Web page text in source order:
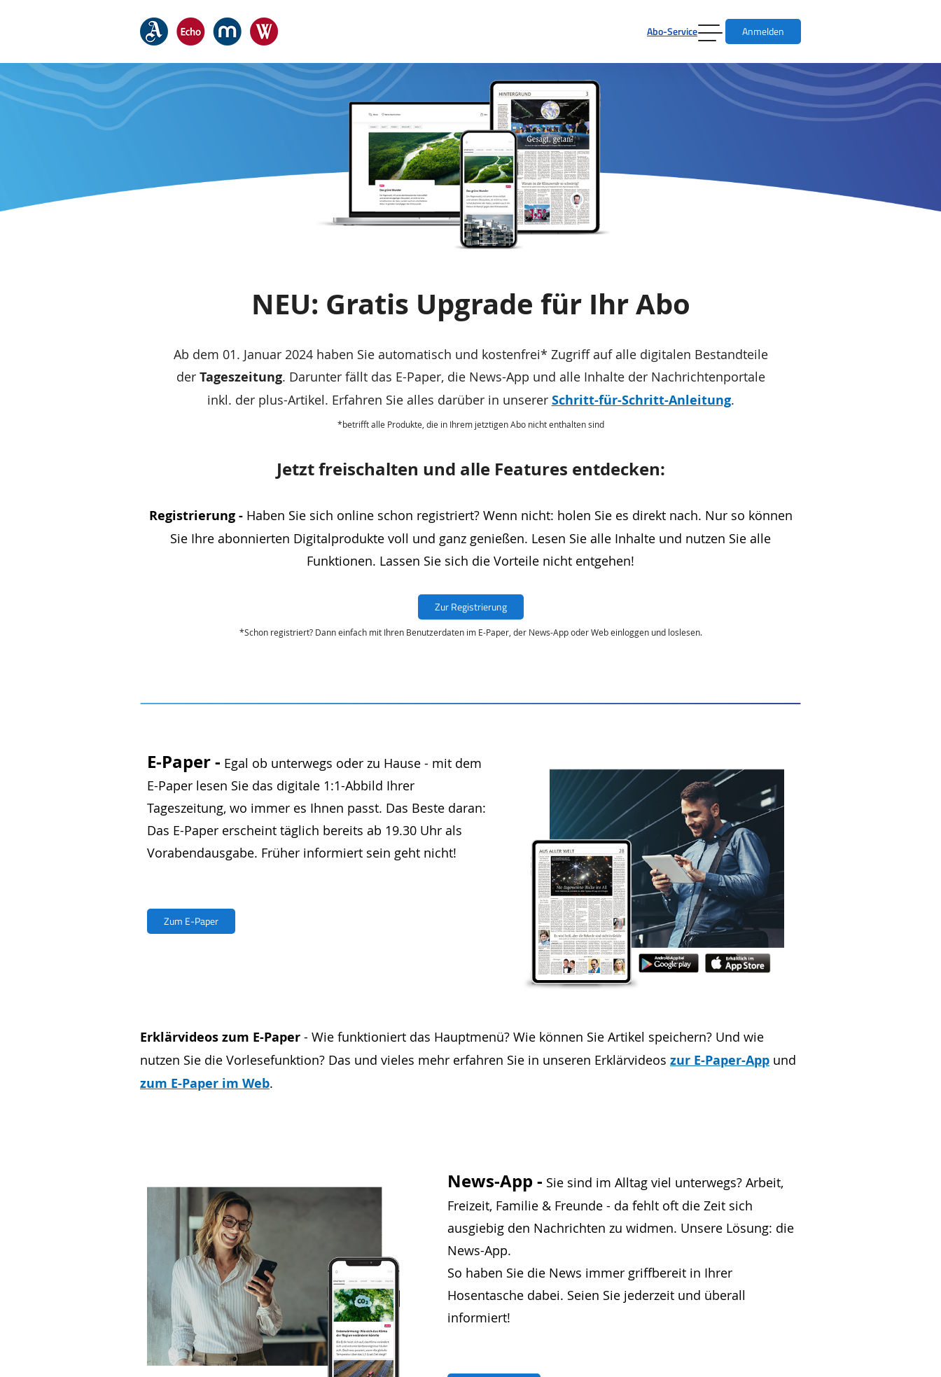
Header
Inhalt
Footer
Abo-Service Anmelden
NEU: Gratis Upgrade für Ihr Abo
Ab dem 01. Januar 2024 haben Sie automatisch und kostenfrei* Zugriff auf alle digitalen Bestandteile
der Tageszeitung. Darunter fällt das E-Paper, die News-App und alle Inhalte der Nachrichtenportale
inkl. der plus-Artikel. Erfahren Sie alles darüber in unserer Schritt-für-Schritt-Anleitung.
*betrifft alle Produkte, die in Ihrem jetztigen Abo nicht enthalten sind
Jetzt freischalten und alle Features entdecken:
Registrierung - Haben Sie sich online schon registriert? Wenn nicht: holen Sie es direkt nach. Nur so können
Sie Ihre abonnierten Digitalprodukte voll und ganz genießen. Lesen Sie alle Inhalte und nutzen Sie alle
Funktionen. Lassen Sie sich die Vorteile nicht entgehen!
Zur Registrierung
*Schon registriert?Dann einfach mit Ihren Benutzerdaten im E-Paper, der News-App oder Web einloggen und loslesen.
E-Paper - Egal ob unterwegs oder zu Hause - mit dem
E-Paper lesen Sie das digitale 1:1-Abbild Ihrer
Tageszeitung, wo immer es Ihnen passt. Das Beste daran:
Das E-Paper erscheint täglich bereits ab 19.30 Uhr als
Vorabendausgabe. Früher informiert sein geht nicht!
Zum E-Paper
Erklärvideos zum E-Paper - Wie funktioniert das Hauptmenü? Wie können Sie Artikel speichern? Und wie
nutzen Sie die Vorlesefunktion? Das und vieles mehr erfahren Sie in unseren Erklärvideos zur E-Paper-App und
zum E-Paper im Web.
News-App - Sie sind im Alltag viel unterwegs? Arbeit,
Freizeit, Familie & Freunde - da fehlt oft die Zeit sich
ausgiebig den Nachrichten zu widmen. Unsere Lösung: die
News-App.
So haben Sie die News immer griffbereit in Ihrer
Hosentasche dabei. Seien Sie jederzeit und überall
informiert!